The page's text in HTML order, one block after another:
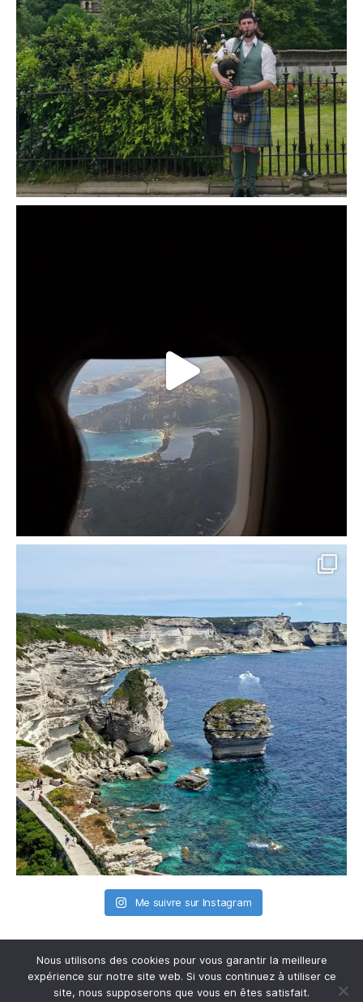
Me suivre sur Instagram
Nous utilisons des cookies pour vous garantir la meilleure
expérience sur notre site web. Si vous continuez à utiliser ce
site, nous supposerons que vous en êtes satisfait.